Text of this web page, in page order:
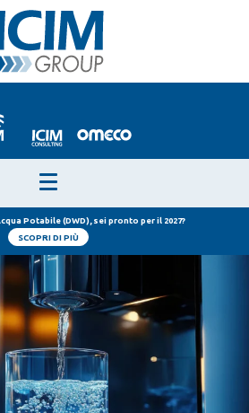
Potabile (DWD), sei pronto per il 2027?
SCOPRI DI PIÙ